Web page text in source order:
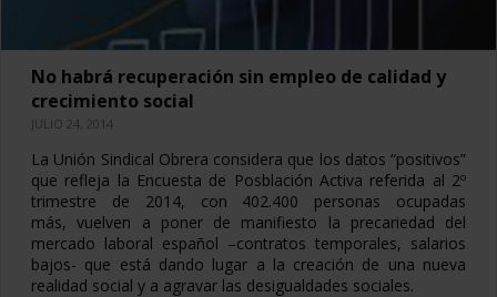
No habrá recuperación sin empleo de calidad y
crecimiento social
JULIO 24, 2014
La Unión Sindical Obrera considera que los datos “positivos”
que refleja la Encuesta de Posblación Activa referida al 2º
trimestre de 2014, con 402.400 personas ocupadas
más, vuelven a poner de manifiesto la precariedad del
mercado laboral español –contratos temporales, salarios
bajos- que está dando lugar a la creación de una nueva
realidad social y a agravar las desigualdades sociales.